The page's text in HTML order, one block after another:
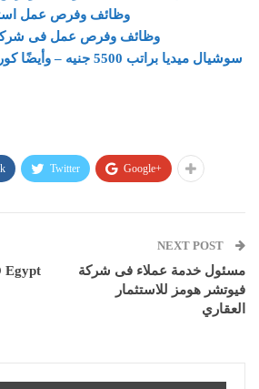
وظائف وفرص عمل
وظائف وفرص عمل فى شركة
سوشيال ميديا براتب 5500 جنيه – وأيضًا كورس لغة إنجليزية مجانًا
Twitter Google+
Egypt
NEXT POST
مسئول خدمة عملاء فى شركة
فيوتشر هومز للاستثمار
العقاري